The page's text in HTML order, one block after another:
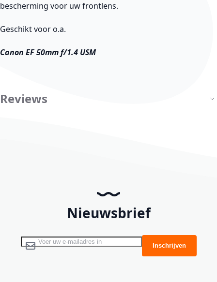
bescherming voor uw frontlens.
Geschikt voor o.a.
Canon EF 50mm f/1.4 USM
Reviews
Nieuwsbrief
Abonneer u op onze nieuwsbrief Inschrijven